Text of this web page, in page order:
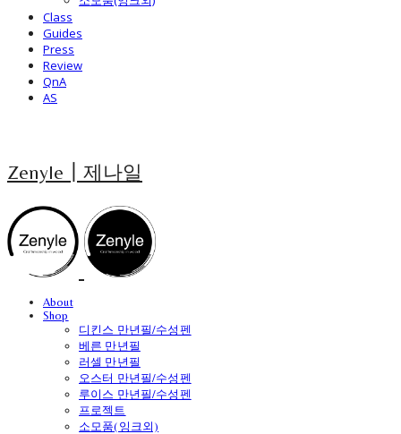
Class
Guides
Press
Review
QnA
AS
Zenyle┃제나일
About
Shop
디킨스 만년필/수성펜
베른 만년필
러셀 만년필
오스터 만년필/수성펜
루이스 만년필/수성펜
프로젝트
소모품(잉크외)